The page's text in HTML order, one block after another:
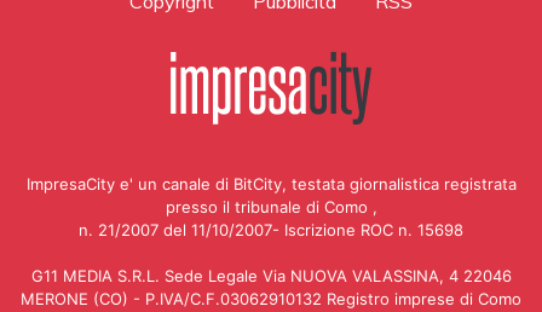
ImpresaCity e' un canale di BitCity, testata giornalistica registrata
presso il tribunale di Como ,
n. 21/2007 del 11/10/2007- Iscrizione ROC n. 15698
G11 MEDIA S.R.L. Sede Legale Via NUOVA VALASSINA, 4 22046
MERONE (CO) - P.IVA/C.F.03062910132 Registro imprese di Como